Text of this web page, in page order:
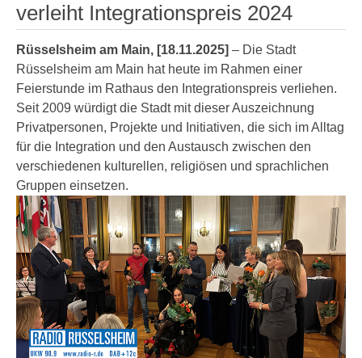
verleiht Integrationspreis 2024
Rüsselsheim am Main, [18.11.2025] – Die Stadt
Rüsselsheim am Main hat heute im Rahmen einer
Feierstunde im Rathaus den Integrationspreis verliehen.
Seit 2009 würdigt die Stadt mit dieser Auszeichnung
Privatpersonen, Projekte und Initiativen, die sich im Alltag
für die Integration und den Austausch zwischen den
verschiedenen kulturellen, religiösen und sprachlichen
Gruppen einsetzen.